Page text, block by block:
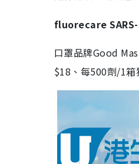
fluorecare SARS-
口罩品牌Good
$18、每500劑/1箱